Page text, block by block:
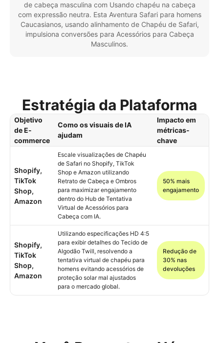
de cabeça masculina com Usando chapéu na cabeça
com expressão neutra. Esta Aventura Safari para homens
Caucasianos, usando alinhamento de Chapéu de Safari,
impulsiona conversões para Acessórios para Cabeça
Masculinos.
Estratégia da Plataforma
Objetivo
de E-
commerce
Como os visuais de IA
ajudam
Impacto em
métricas-
chave
Shopify,
TikTok
Shop,
Amazon
Escale visualizações de Chapéu
de Safari no Shopify, TikTok
Shop e Amazon utilizando
Retrato de Cabeça e Ombros
para maximizar engajamento
dentro do Hub de Tentativa
Virtual de Acessórios para
Cabeça com IA.
50% mais
engajamento
Shopify,
TikTok
Shop,
Amazon
Utilizando especificações HD 4:5
para exibir detalhes do Tecido de
Algodão Twill, resolvendo a
tentativa virtual de chapéu para
homens evitando acessórios de
proteção solar mal ajustados
para o mercado global.
Redução de
30% nas
devoluções